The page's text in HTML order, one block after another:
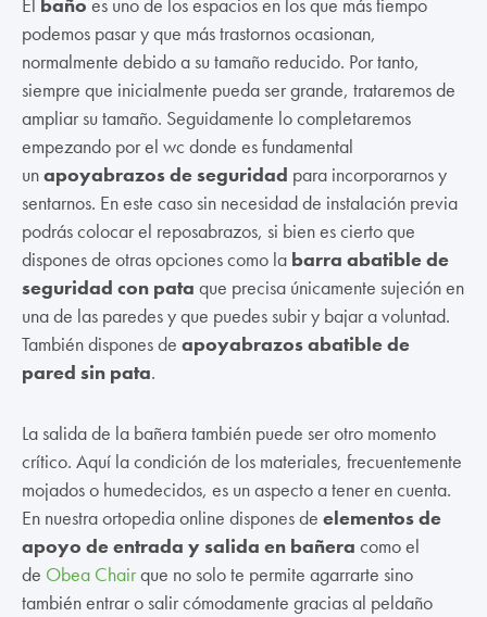
El baño es uno de los espacios en los que más tiempo
podemos pasar y que más trastornos ocasionan,
normalmente debido a su tamaño reducido. Por tanto,
siempre que inicialmente pueda ser grande, trataremos de
ampliar su tamaño. Seguidamente lo completaremos
empezando por el wc donde es fundamental
unapoyabrazosde seguridad para incorporarnos y
sentarnos. En este caso sin necesidad de instalación previa
podrás colocar el reposabrazos, si bien es cierto que
dispones de otras opciones como la barra abatible de
seguridad con pata que precisa únicamente sujeción en
una de las paredes y que puedes subir y bajar a voluntad.
También dispones de apoyabrazos abatible de
pared sin pata.
La salida de la bañera también puede ser otro momento
crítico. Aquí la condición de los materiales, frecuentemente
mojados o humedecidos, es un aspecto a tener en cuenta.
En nuestra ortopedia online dispones de elementos de
apoyo de entrada y salida en bañera como el
de Obea Chairque no solo te permite agarrarte sino
también entrar o salir cómodamente gracias al peldaño